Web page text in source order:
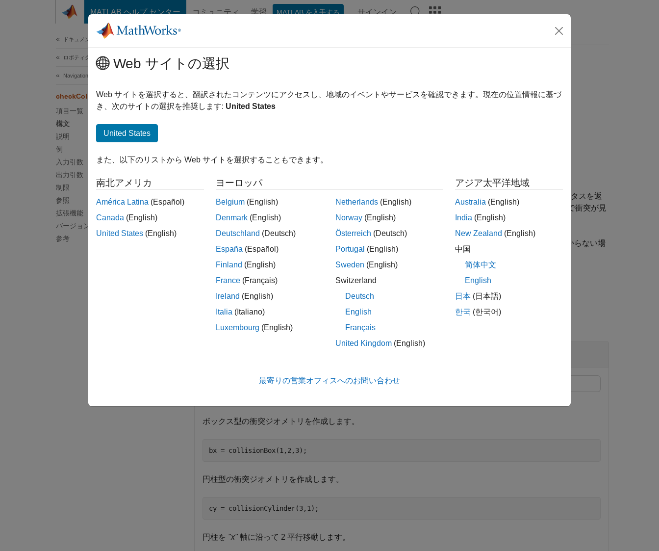
コンテンツへスキップ
MATLAB ヘルプ センター コミュニティ 学習 MATLAB を入手する サインイン
ドキュメンテーションのホーム
ロボティクスおよび自律システム
Navigation Toolbox
checkCollision
項目一覧
構文
説明
例
入力引数
出力引数
制限
参照
拡張機能
バージョン履歴
参考
checkCollision
2 つのジオメトリが衝突しているかどうかをチェック
[collisionStatus,sepdist,witnesspts] = checkCollision(geom1,geom2)
間の衝突ステータスを返
します。2 つのジオメトリが指定された姿勢で衝突している場合、
は 1になります。関数で衝突が見
つからない場合、collisionStatus になります。
は、2 つのジオメトリ間に衝突が見つからない場
合に各ジオメトリの最小距離
と監視点 witnesspts
すべて折りたたむ
ボックス型の衝突ジオメトリを作成します。
bx = collisionBox(1,2,3);
円柱型の衝突ジオメトリを作成します。
cy = collisionCylinder(3,1);
円柱を "x" 軸に沿って 2 平行移動します。
Web サイトの選択
Web サイトを選択すると、翻訳されたコンテンツにアクセスし、地域のイベントやサービスを確認できます。現在の位置情報に基づ
き、次のサイトの選択を推奨します: United States
United States
また、以下のリストから Web サイトを選択することもできます。
南北アメリカ
América Latina (Español)
Canada (English)
United States (English)
ヨーロッパ
Belgium (English)
Denmark (English)
Deutschland (Deutsch)
España (Español)
Finland (English)
France (Français)
Ireland (English)
Italia (Italiano)
Luxembourg (English)
Netherlands (English)
Norway (English)
Österreich (Deutsch)
Portugal (English)
Sweden (English)
Switzerland
Deutsch
English
Français
United Kingdom (English)
アジア太平洋地域
Australia (English)
India (English)
New Zealand (English)
中国
简体中文
English
日本 (日本語)
한국 (한국어)
最寄りの営業オフィスへのお問い合わせ